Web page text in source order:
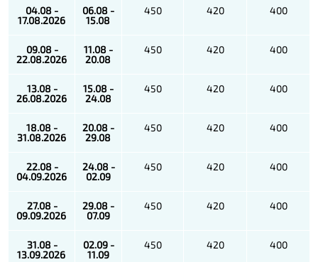
04.08 -
17.08.2026
06.08 -
15.08
450 420 400
09.08 -
22.08.2026
11.08 -
20.08
450 420 400
13.08 -
26.08.2026
15.08 -
24.08
450 420 400
18.08 -
31.08.2026
20.08 -
29.08
450 420 400
22.08 -
04.09.2026
24.08 -
02.09
450 420 400
27.08 -
09.09.2026
29.08 -
07.09
450 420 400
31.08 -
13.09.2026
02.09 -
11.09
450 420 400